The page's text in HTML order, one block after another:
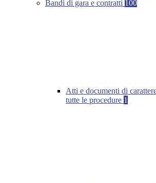
Bandi di gara e contratti 100
Atti e documenti di
tutte le procedure 1